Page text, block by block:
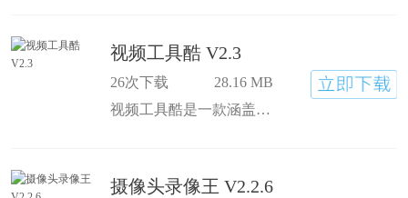
视频工具酷 V2.3
26次下载
28.16 MB
视频工具酷是一款涵盖了影碟光盘制作，视频格式转换，视频编辑，CD/DVD视频提取等多种功能的视频工具合集。
摄像头录像王 V2.2.6